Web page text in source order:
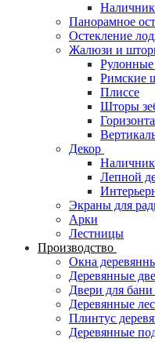
Панорамное
Остекление
Жалюзи и
Римские
Плиссе
Шторы
Декор
Лепной
Экраны для
Арки
Лестницы
Производство
Окна
Деревянные
Двери для
Деревянные
Плинтус
Деревянные